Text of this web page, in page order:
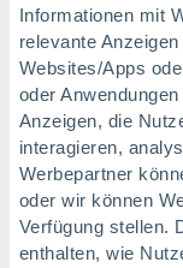
Informationen mit
relevante
Websites/Apps
oder
Anzeigen, die
interagieren,
Werbepartner
oder wir können
Verfügung stellen.
enthalten, wie